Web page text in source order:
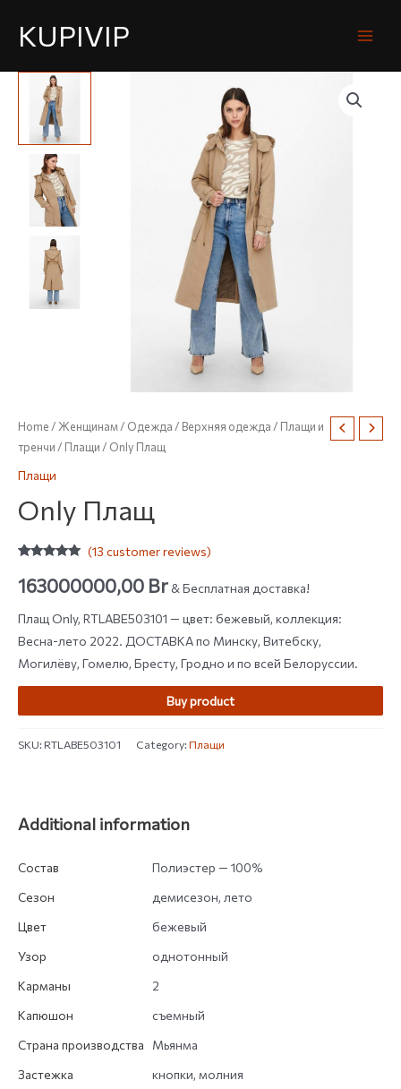
KUPIVIP
Home/Женщинам/ Одежда/ Верхняя одежда/ Плащи и
тренчи/ Плащи/ Only Плащ
Плащи
Only Плащ
out of 5
based on
ratings
(13 customer reviews)
163000000,00 Br& Бесплатная доставка!
Плащ Only, RTLABE503101 — цвет: бежевый, коллекция:
Весна-лето 2022. ДОСТАВКА по Минску, Витебску,
Могилёву, Гомелю, Бресту, Гродно и по всей Белоруссии.
Buy product
SKU:RTLABE503101 Category:Плащи
Additional information
Состав
Полиэстер — 100%
Сезон
демисезон, лето
Цвет
бежевый
Узор
однотонный
Карманы
2
Капюшон
съемный
Страна производства
Мьянма
Застежка
кнопки, молния